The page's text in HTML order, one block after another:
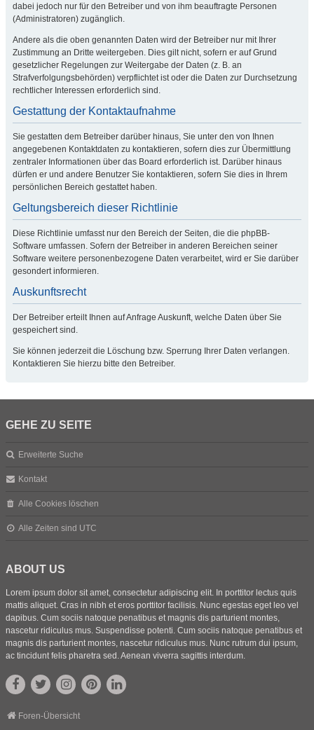
dabei jedoch nur für den Betreiber und von ihm beauftragte Personen
(Administratoren) zugänglich.
Andere als die oben genannten Daten wird der Betreiber nur mit Ihrer
Zustimmung an Dritte weitergeben. Dies gilt nicht, sofern er auf Grund
gesetzlicher Regelungen zur Weitergabe der Daten (z. B. an
Strafverfolgungsbehörden) verpflichtet ist oder die Daten zur Durchsetzung
rechtlicher Interessen erforderlich sind.
Gestattung der Kontaktaufnahme
Sie gestatten dem Betreiber darüber hinaus, Sie unter den von Ihnen
angegebenen Kontaktdaten zu kontaktieren, sofern dies zur Übermittlung
zentraler Informationen über das Board erforderlich ist. Darüber hinaus
dürfen er und andere Benutzer Sie kontaktieren, sofern Sie dies in Ihrem
persönlichen Bereich gestattet haben.
Geltungsbereich dieser Richtlinie
Diese Richtlinie umfasst nur den Bereich der Seiten, die die phpBB-
Software umfassen. Sofern der Betreiber in anderen Bereichen seiner
Software weitere personenbezogene Daten verarbeitet, wird er Sie darüber
gesondert informieren.
Auskunftsrecht
Der Betreiber erteilt Ihnen auf Anfrage Auskunft, welche Daten über Sie
gespeichert sind.
Sie können jederzeit die Löschung bzw. Sperrung Ihrer Daten verlangen.
Kontaktieren Sie hierzu bitte den Betreiber.
GEHE ZU SEITE
Erweiterte Suche
Kontakt
Alle Cookies löschen
Alle Zeiten sind UTC
ABOUT US
Lorem ipsum dolor sit amet, consectetur adipiscing elit. In porttitor lectus quis
mattis aliquet. Cras in nibh et eros porttitor facilisis. Nunc egestas eget leo vel
dapibus. Cum sociis natoque penatibus et magnis dis parturient montes,
nascetur ridiculus mus. Suspendisse potenti. Cum sociis natoque penatibus et
magnis dis parturient montes, nascetur ridiculus mus. Nunc rutrum dui ipsum,
ac tincidunt felis pharetra sed. Aenean viverra sagittis interdum.
Foren-Übersicht